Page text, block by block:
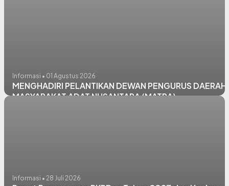
Informasi • 01 Agustus 2026
MENGHADIRI PELANTIKAN DEWAN PENGURUS DAERAH
MASYARAKAT ADAT NUSANTARA (MATRA)
Informasi • 28 Juli 2026